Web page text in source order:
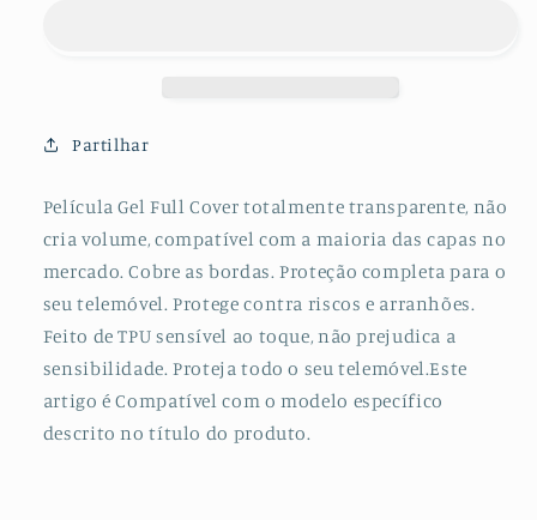
VIVO
Partilhar
Película Gel Full Cover totalmente transparente, não
cria volume, compatível com a maioria das capas no
mercado. Cobre as bordas. Proteção completa para o
seu telemóvel. Protege contra riscos e arranhões.
Feito de TPU sensível ao toque, não prejudica a
sensibilidade. Proteja todo o seu telemóvel.Este
artigo é Compatível com o modelo específico
descrito no título do produto.